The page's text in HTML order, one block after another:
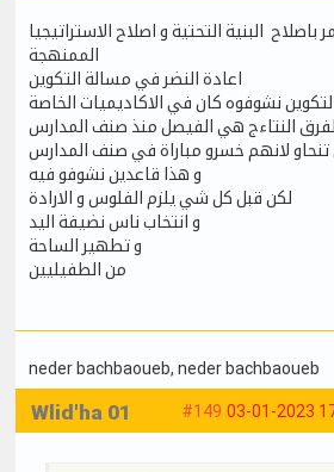
باصلاح البنية التحتية و اصلاح الاستراتيجيا
الممنهجة
اعادة النضر في مسالة التكوين
التكوين نشوفوه كان في الاكاديميات الخاصة
النتاءج هي الفيصل منذ صنف المدارس
تنحاو لانهم خسرو مباراة في صنف المدارس
و هذا قاعدين نشوفو فيه
لكن قبل كل شي يلزم الفلوس و الارادة
و انتخاب ناس نضيفة اليد
و تطهير الساحة
من الطفيليين
neder bachbaoueb, neder bachbaoueb
#149 03-01-2023
Wlid'ha 01